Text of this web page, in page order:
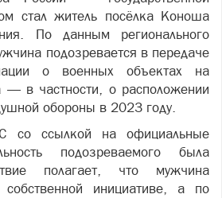
стал житель посёлка Коноша
По данным регионального
подозревается в передаче
о военных объектах на
— в частности, о расположении
обороны в 2023 году.
со ссылкой на официальные
подозреваемого была
полагает, что мужчина
инициативе, а по